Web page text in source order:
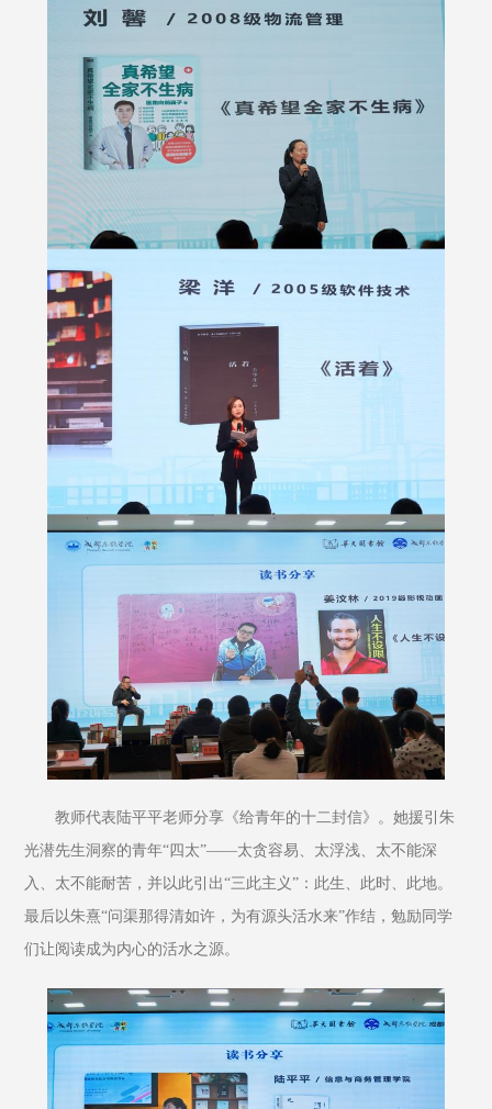
教师代表陆平平老师分享《给青年的十二封信》。她援引朱
光潜先生洞察的青年“四太”——太贪容易、太浮浅、太不能深
入、太不能耐苦，并以此引出“三此主义”：此生、此时、此地。
最后以朱熹“问渠那得清如许，为有源头活水来”作结，勉励同学
们让阅读成为内心的活水之源。